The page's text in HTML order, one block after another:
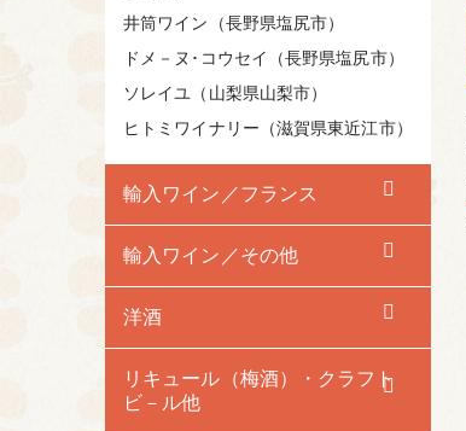
井筒ワイン（長野県塩尻市）
ドメ－ヌ･コウセイ（長野県塩尻市）
ソレイユ（山梨県山梨市）
ヒトミワイナリー（滋賀県東近江市）
輸入ワイン／フランス
輸入ワイン／その他
洋酒
リキュール（梅酒）・クラフト
ビ－ル他